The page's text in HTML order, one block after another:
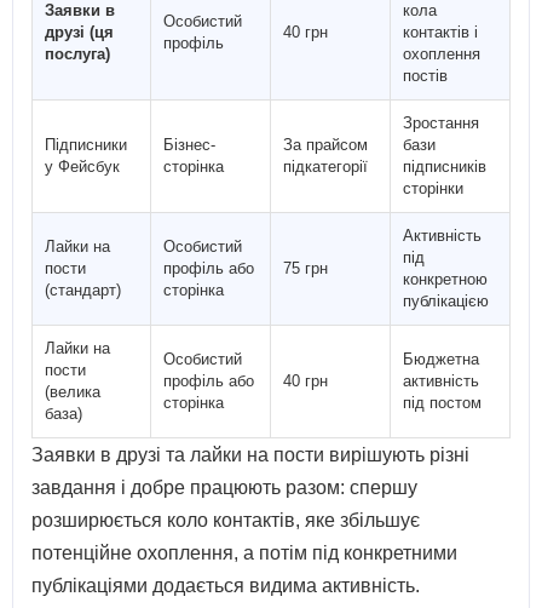
Заявки в
друзі (ця
послуга)
Особистий
профіль
40 грн
кола
контактів і
охоплення
постів
Підписники
у Фейсбук
Бізнес-
сторінка
За прайсом
підкатегорії
Зростання
бази
підписників
сторінки
Лайки на
пости
(стандарт)
Особистий
профіль або
сторінка
75 грн
Активність
під
конкретною
публікацією
Лайки на
пости
(велика
база)
Особистий
профіль або
сторінка
40 грн
Бюджетна
активність
під постом
Заявки в друзі та лайки на пости вирішують різні
завдання і добре працюють разом: спершу
розширюється коло контактів, яке збільшує
потенційне охоплення, а потім під конкретними
публікаціями додається видима активність.